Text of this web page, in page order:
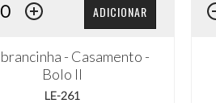
ADICIONAR
- Casamento -
Bolo II
LE-261